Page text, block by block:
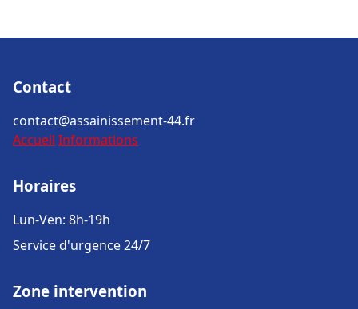
Contact
contact@assainissement-44.fr
Accueil Informations
Horaires
Lun-Ven: 8h-19h
Service d'urgence 24/7
Zone intervention